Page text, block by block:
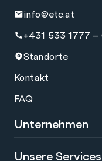
info@etc.at
+431 533 1777 –
Standorte
Kontakt
FAQ
Unternehmen
Über uns
Unsere Services